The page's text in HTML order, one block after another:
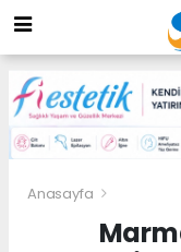
Anasayfa